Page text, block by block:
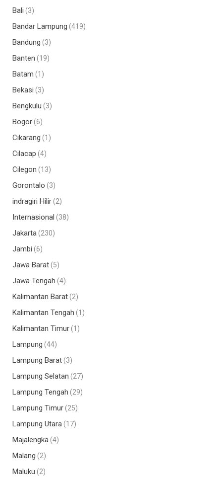
Bali (3)
Bandar Lampung (419)
Bandung (3)
Banten (19)
Batam (1)
Bekasi (3)
Bengkulu (3)
Bogor(6)
Cikarang (1)
Cilacap (4)
Cilegon (13)
Gorontalo (3)
indragiri Hilir(2)
Internasional (38)
Jakarta(230)
Jambi (6)
Jawa Barat(5)
Jawa Tengah (4)
Kalimantan Barat(2)
Kalimantan Tengah (1)
Kalimantan Timur(1)
Lampung (44)
Lampung Barat(3)
Lampung Selatan (27)
Lampung Tengah (29)
Lampung Timur(25)
Lampung Utara(17)
Majalengka(4)
Malang (2)
Maluku (2)